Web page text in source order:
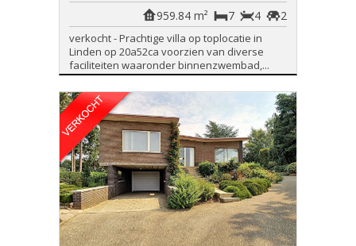
2
4
7
959.84 m²
verkocht - Prachtige villa op toplocatie in
Linden op 20a52ca voorzien van diverse
faciliteiten waaronder binnenzwembad,...